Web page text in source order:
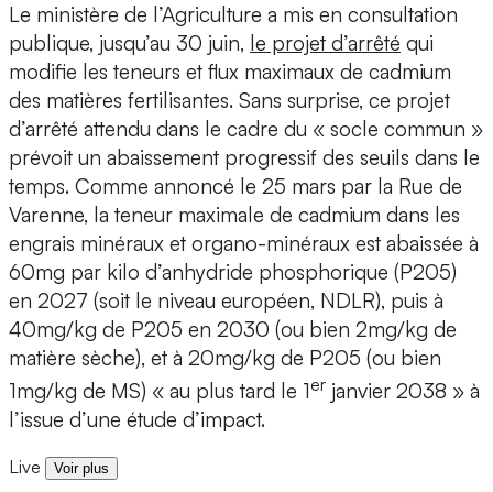
Le ministère de l’Agriculture a mis en consultation
publique, jusqu’au 30 juin, le projet d’arrêté qui
modifie les teneurs et flux maximaux de cadmium
des matières fertilisantes. Sans surprise, ce projet
d’arrêté attendu dans le cadre du « socle commun »
prévoit un abaissement progressif des seuils dans le
temps. Comme annoncé le 25 mars par la Rue de
Varenne, la teneur maximale de cadmium dans les
engrais minéraux et organo-minéraux est abaissée à
60mg par kilo d’anhydride phosphorique (P205)
en 2027 (soit le niveau européen, NDLR), puis à
40mg/kg de P205 en 2030 (ou bien 2mg/kg de
matière sèche), et à 20mg/kg de P205 (ou bien
1mg/kg de MS) « au plus tard le 1er janvier 2038 » à
l’issue d’une étude d’impact.
Live Voir plus